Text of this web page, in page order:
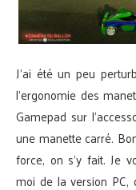
J’ai été un peu
l’ergonomie des
Gamepad sur
une manette carré.
force, on s’y fait. Je
moi de la version PC,